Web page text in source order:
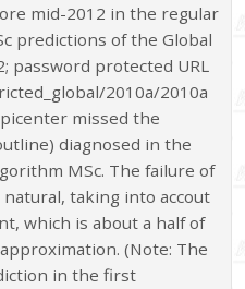
mid-2012 in the regular
predictions of the Global
password protected URL
2010a/2010a
missed the
diagnosed in the
MSc. The failure of
taking into accout
which is about a half of
(Note: The
in the first